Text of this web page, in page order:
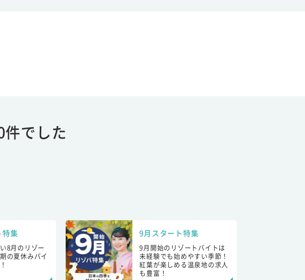
でした
集
8月のリゾー
の夏休みバイ
9月スタート特集
9月開始のリゾートバイトは
未経験でも始めやすい季節！
紅葉が楽しめる温泉地の求人
も豊富！